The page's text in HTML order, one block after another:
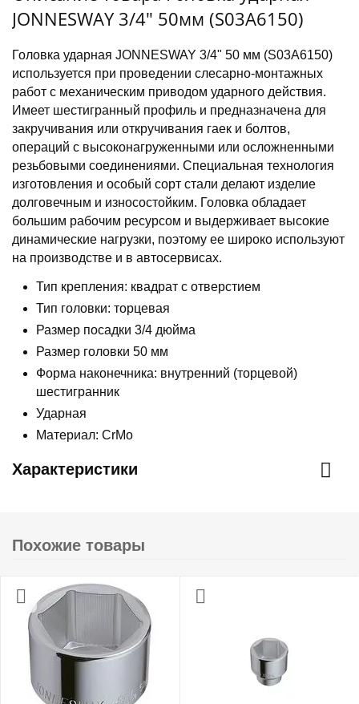
JONNESWAY 3/4" 50мм (S03A6150)
Головка ударная JONNESWAY 3/4" 50 мм (S03A6150)
используется при проведении слесарно-монтажных
работ с механическим приводом ударного действия.
Имеет шестигранный профиль и предназначена для
закручивания или откручивания гаек и болтов,
операций с высоконагруженными или осложненными
резьбовыми соединениями. Специальная технология
изготовления и особый сорт стали делают изделие
долговечным и износостойким. Головка обладает
большим рабочим ресурсом и выдерживает высокие
динамические нагрузки, поэтому ее широко используют
на производстве и в автосервисах.
Тип крепления: квадрат с отверстием
Тип головки: торцевая
Размер посадки 3/4 дюйма
Размер головки 50 мм
Форма наконечника: внутренний (торцевой)
шестигранник
Ударная
Материал: CrMo
Характеристики
Похожие товары